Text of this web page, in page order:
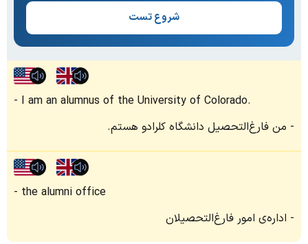
شروع تست
I am an alumnus of the University of Colorado.
من فارغ‌التحصیل دانشگاه کلرادو هستم.
the alumni office
اداره‌ی امور فارغ‌التحصیلان